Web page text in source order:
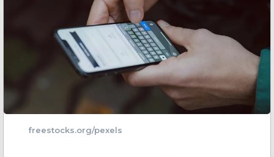
freestocks.org/pexels